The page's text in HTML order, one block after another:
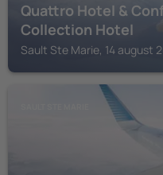
Quattro Hotel &
Collection Hotel
Sault Ste Marie, 14 august